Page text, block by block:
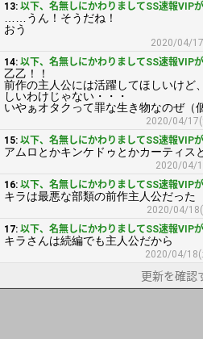
13: 以下、名無しにかわりましてSS速報VIP
……うん！そうだね！
おう
2020/04/
14: 以下、名無しにかわりましてSS速報VIP
乙乙！！
前作の主人公には活躍してほしいけど
しいわけじゃない・・・
いやぁオタクって罪な生き物なのぜ（
2020/04/17(
15: 以下、名無しにかわりましてSS速報VIP
アムロとかキンケドゥとかカーティス
2020/04/
16: 以下、名無しにかわりましてSS速報VIP
キラは最悪な部類の前作主人公だった
2020/04/
17: 以下、名無しにかわりましてSS速報VIP
キラさんは続編でも主人公だから
2020/04/18(
更新を確認